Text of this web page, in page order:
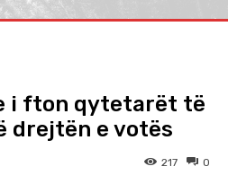
i fton qytetarët të
drejtën e votës
0
217